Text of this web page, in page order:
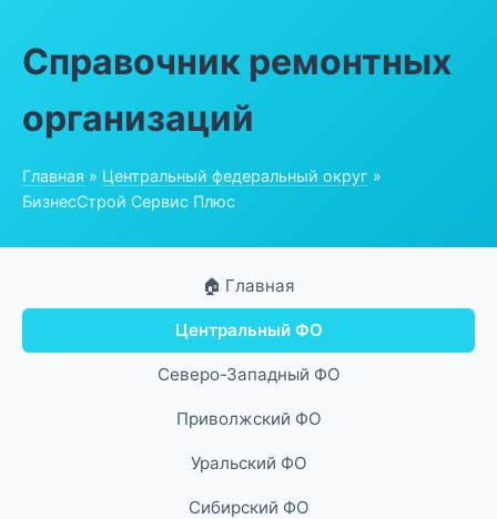
Справочник ремонтных
организаций
Главная » Центральный федеральный округ »
БизнесСтрой Сервис Плюс
🏠 Главная
Центральный ФО
Северо-Западный ФО
Приволжский ФО
Уральский ФО
Сибирский ФО